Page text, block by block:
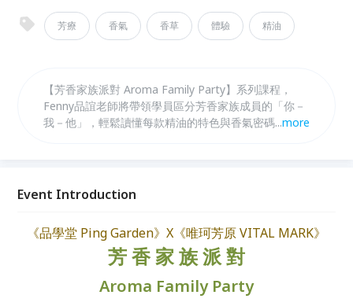
芳療 香氣 香草 體驗 精油
【芳香家族派對 Aroma Family Party】系列課程，
Fenny品誼老師將帶領學員區分芳香家族成員的「你－
我－他」，輕鬆讀懂每款精油的特色與香氣密碼，讓您
油的特色 🌱芳香攻略：提供日常保養與緊急護理處
...more
Event Introduction
《品學堂 Ping Garden》X《唯珂芳原 VITAL MARK》
芳 香 家 族 派 對
Aroma Family Party